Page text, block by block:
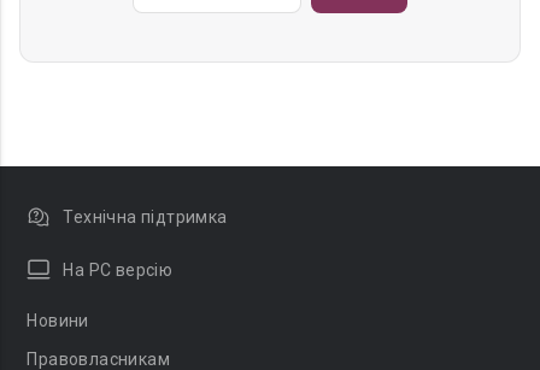
Технічна підтримка
На PC версію
Новини
Правовласникам